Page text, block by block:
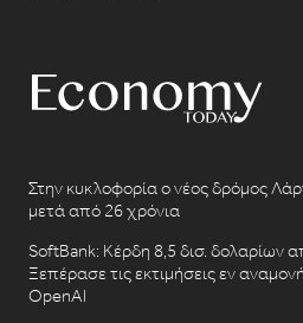
Στην κυκλοφορία ο νέος δρόμος
μετά από 26 χρόνια
SoftBank: Κέρδη 8,5 δισ. δολαρίων
Ξεπέρασε τις εκτιμήσεις εν
OpenAI